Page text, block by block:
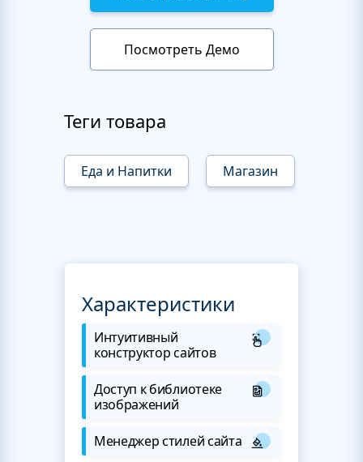
Посмотреть Демо
Теги товара
Еда и Напитки Магазин
Характеристики
Интуитивный
конструктор сайтов
Доступ к библиотеке
изображений
Менеджер стилей сайта